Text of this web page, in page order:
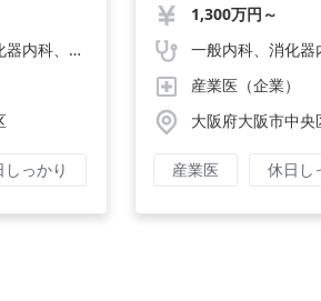
一般内科、消化器内科、循環器内科、呼吸器内科、血液内科、心療内科、脳神経内科、内分泌内科、老人内科、一般外科、消化器外科、心臓外科、呼吸器外科、脳神経外科、整形外科、形成外科、リハビリテーション科、小児科、産婦人科、婦人科、精神科、眼科、耳鼻咽喉科、皮膚科、泌尿器科、放射線科、人工透析、麻酔科、美容外科、人間ドック・検診、その他
しっかり
1,300万円～
産業医（企業）
大阪府大阪市中央
産業医 休日し